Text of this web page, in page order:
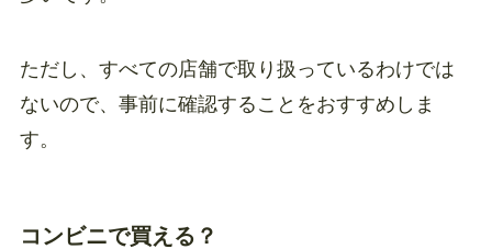
ただし、すべての店舗で取り扱っているわけでは
ないので、事前に確認することをおすすめしま
す。
コンビニで買える？